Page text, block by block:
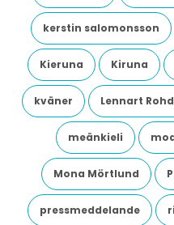
kerstin salomonsson
Kieruna Kiruna
kväner Lennart
meänkieli
Mona Mörtlund
pressmeddelande